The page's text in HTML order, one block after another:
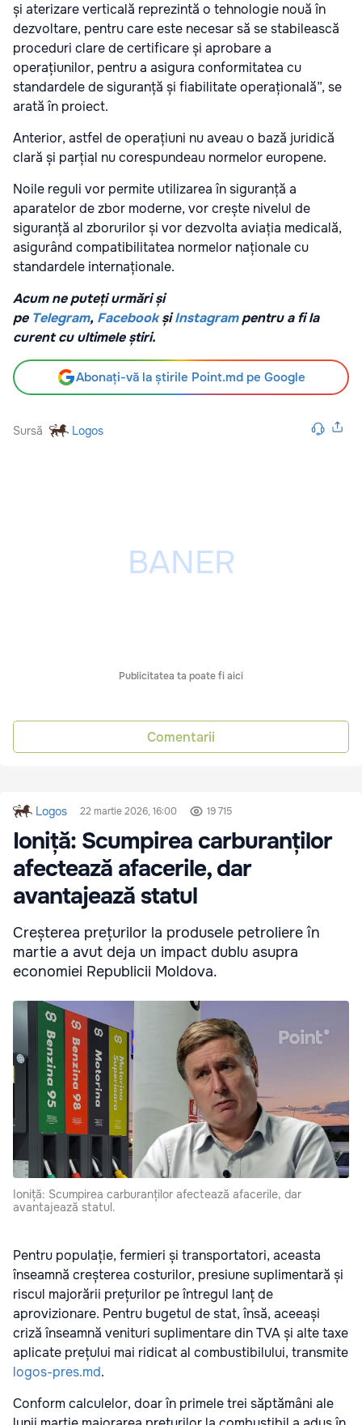
și aterizare verticală reprezintă o tehnologie nouă în
dezvoltare, pentru care este necesar să se stabilească
proceduri clare de certificare și aprobare a
operațiunilor, pentru a asigura conformitatea cu
standardele de siguranță și fiabilitate operațională”, se
arată în proiect.
Anterior, astfel de operațiuni nu aveau o bază juridică
clară și parțial nu corespundeau normelor europene.
Noile reguli vor permite utilizarea în siguranță a
aparatelor de zbor moderne, vor crește nivelul de
siguranță al zborurilor și vor dezvolta aviația medicală,
asigurând compatibilitatea normelor naționale cu
standardele internaționale.
Acum ne puteți urmări și
pe Telegram, Facebook șiInstagrampentru a fi la
curent cu ultimele știri.
Abonați-vă la știrile Point.md pe Google
Sursă Logos
Publicitatea ta poate fi aici
Comentarii
Logos 22 martie 2026, 16:00 19 715
Ioniță: Scumpirea carburanților
afectează afacerile, dar
avantajează statul
Creșterea prețurilor la produsele petroliere în
martie a avut deja un impact dublu asupra
economiei Republicii Moldova.
Ioniță: Scumpirea carburanților afectează afacerile, dar
avantajează statul.
Pentru populație, fermieri și transportatori, aceasta
înseamnă creșterea costurilor, presiune suplimentară și
riscul majorării prețurilor pe întregul lanț de
aprovizionare. Pentru bugetul de stat, însă, aceeași
criză înseamnă venituri suplimentare din TVA și alte taxe
aplicate prețului mai ridicat al combustibilului, transmite
logos-pres.md.
Conform calculelor, doar în primele trei săptămâni ale